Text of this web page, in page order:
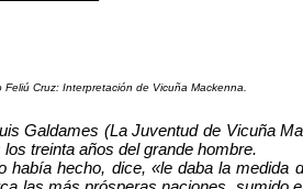
Feliú Cruz: Interpretación de Vicuña Mackenna.
Galdames (La Juventud de Vicuña
los treinta años del grande hombre.
había hecho, dice, «le daba la medida